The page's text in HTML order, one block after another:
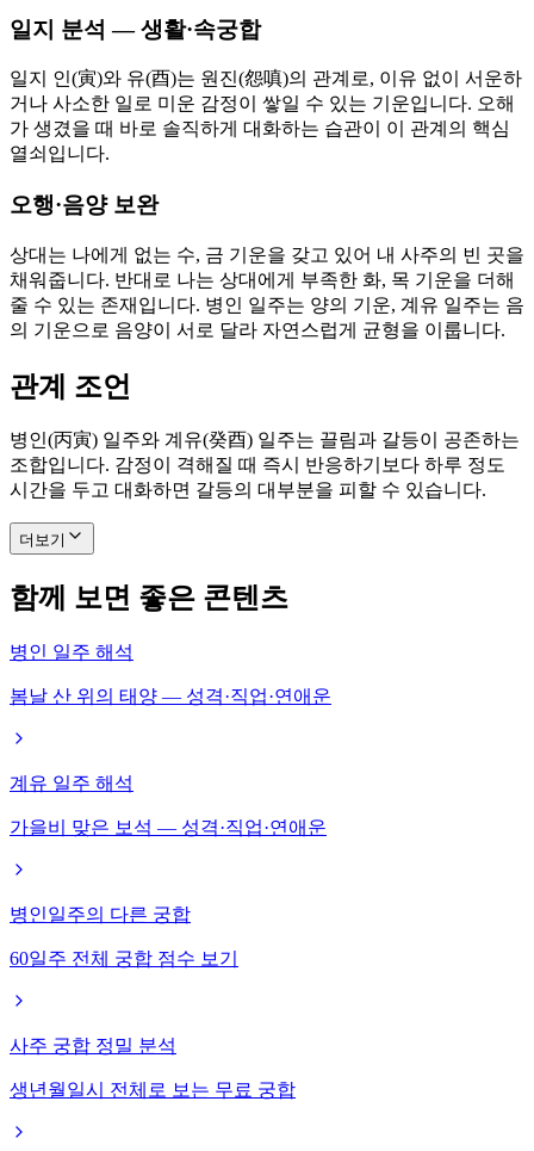
일지 분석 — 생활·속궁합
일지 인(寅)와 유(酉)는 원진(怨嗔)의 관계로, 이유 없이 서운하
거나 사소한 일로 미운 감정이 쌓일 수 있는 기운입니다. 오해
가 생겼을 때 바로 솔직하게 대화하는 습관이 이 관계의 핵심
열쇠입니다.
오행·음양 보완
상대는 나에게 없는 수, 금 기운을 갖고 있어 내 사주의 빈 곳을
채워줍니다. 반대로 나는 상대에게 부족한 화, 목 기운을 더해
줄 수 있는 존재입니다. 병인 일주는 양의 기운, 계유 일주는 음
의 기운으로 음양이 서로 달라 자연스럽게 균형을 이룹니다.
관계 조언
병인(丙寅) 일주와 계유(癸酉) 일주는 끌림과 갈등이 공존하는
조합입니다. 감정이 격해질 때 즉시 반응하기보다 하루 정도
시간을 두고 대화하면 갈등의 대부분을 피할 수 있습니다.
더보기
함께 보면 좋은 콘텐츠
병인 일주 해석
봄날 산 위의 태양 — 성격·직업·연애운
계유 일주 해석
가을비 맞은 보석 — 성격·직업·연애운
병인일주의 다른 궁합
60일주 전체 궁합 점수 보기
사주 궁합 정밀 분석
생년월일시 전체로 보는 무료 궁합